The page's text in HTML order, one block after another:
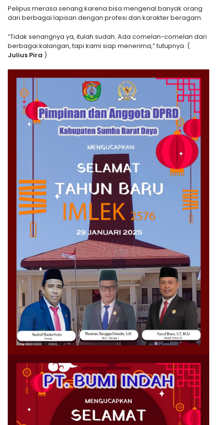
Pelipus merasa senang karena bisa mengenal banyak orang
dari berbagai lapisan dengan profesi dan karakter beragam.
“Tidak senangnya ya, itulah sudah. Ada comelan-comelan dari
berbagai kalangan, tapi kami siap menerima,” tutupnya. (
Julius Pira )